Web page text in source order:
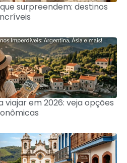
surpreendem: destinos
em 2026: veja opções